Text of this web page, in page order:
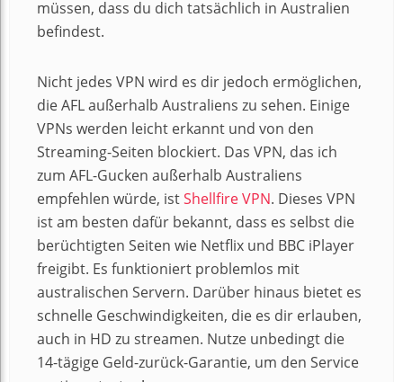
müssen, dass du dich tatsächlich in Australien
befindest.
Nicht jedes VPN wird es dir jedoch ermöglichen,
die AFL außerhalb Australiens zu sehen. Einige
VPNs werden leicht erkannt und von den
Streaming-Seiten blockiert. Das VPN, das ich
zum AFL-Gucken außerhalb Australiens
empfehlen würde, istShellfire VPN. Dieses VPN
ist am besten dafür bekannt, dass es selbst die
berüchtigten Seiten wie Netflix und BBC iPlayer
freigibt. Es funktioniert problemlos mit
australischen Servern. Darüber hinaus bietet es
schnelle Geschwindigkeiten, die es dir erlauben,
auch in HD zu streamen. Nutze unbedingt die
14-tägige Geld-zurück-Garantie, um den Service